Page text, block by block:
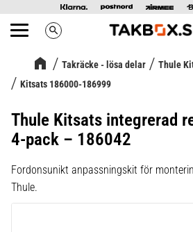
Meny search
Takräcke - lösa delar
Thule
Kitsats 186000-186999
Thule Kitsats integrerad
4-pack – 186042
Fordonsunikt anpassningskit för
Thule.